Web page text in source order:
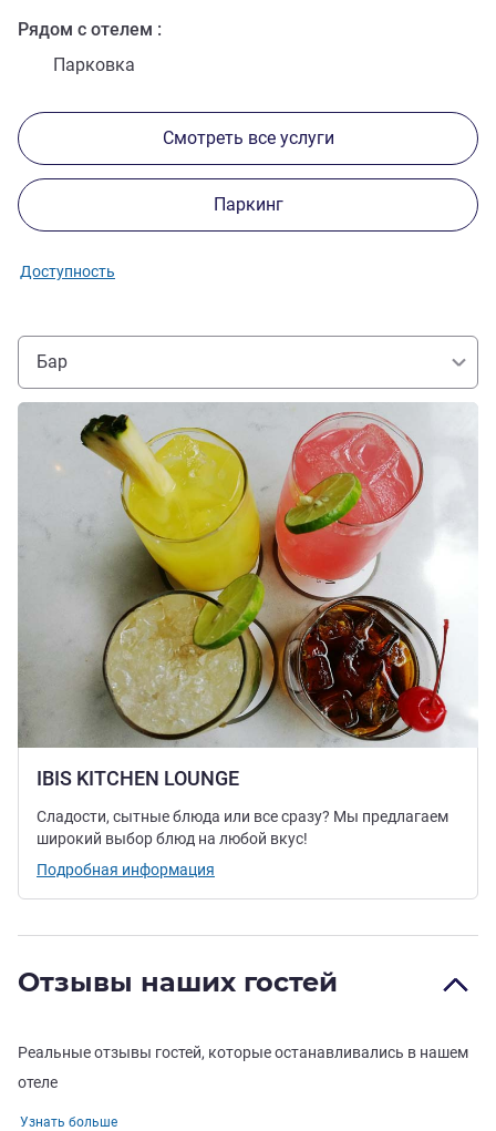
Рядом с отелем
Парковка
Смотреть все услуги
Паркинг
Доступность
Бар
IBIS KITCHEN LOUNGE
Подробная информация
Сладости, сытные блюда или все сразу? Мы предлагаем
широкий выбор блюд на любой вкус!
Подробная информация
Отзывы наших гостей
Реальные отзывы гостей, которые останавливались в нашем
отеле
Узнать больше